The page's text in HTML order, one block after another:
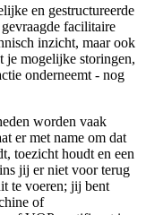
en gestructureerde
facilitaire
inzicht, maar ook
je mogelijke storingen,
onderneemt - nog
worden vaak
er met name om dat
toezicht houdt en een
jij er niet voor terug
te voeren; jij bent
of